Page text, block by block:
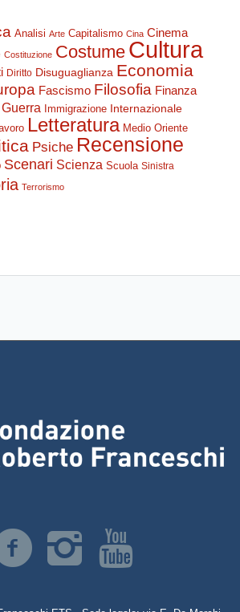
Analisi Arte Capitalismo Cina Cinema
Costituzione Costume Cultura
Diritto Disuguaglianza Economia
Fascismo Filosofia Finanza
Guerra Immigrazione Internazionale
Letteratura Medio Oriente
Psiche Recensione
Scenari Scienza Scuola Sinistra
Terrorismo